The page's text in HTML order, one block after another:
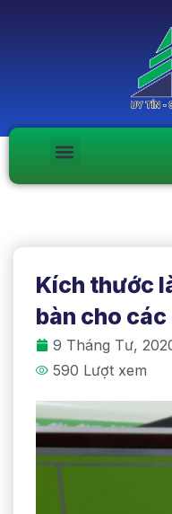
Kích thước
bàn cho
9 Tháng Tư,
590 Lượt xem